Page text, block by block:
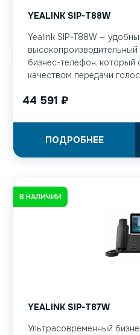
YEALINK SIP-T88W
Yealink SIP-T88W —
высокопроизводительный
бизнес-телефон, который
качеством передачи
44 591 ₽
ПОДРОБНЕЕ
В НАЛИЧИИ
YEALINK SIP-T87W
Ультрасовременный